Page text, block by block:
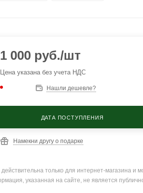
1 000 руб./шт
Цена указана без учета НДС
Нашли дешевле?
ДАТА ПОСТУПЛЕНИЯ
Намекни другу о подарке
только для интернет-магазина и
указанная на сайте, не является